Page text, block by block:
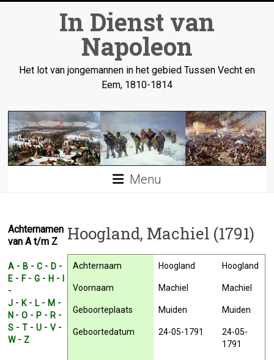
In Dienst van
Napoleon
Het lot van jongemannen in het gebied Tussen Vecht en
Eem, 1810-1814
Menu
Hoogland, Machiel (1791)
Achternaam Hoogland Hoogland
Voornaam Machiel Machiel
Geboorteplaats Muiden Muiden
Geboortedatum 24-05-1791
24-05-
1791
Achternamen
van A t/m Z
A -B -C -D -
E -F-G -H -
-
J -K-L-M -
N -O -P -R -
S -T -U -V-
W- Z